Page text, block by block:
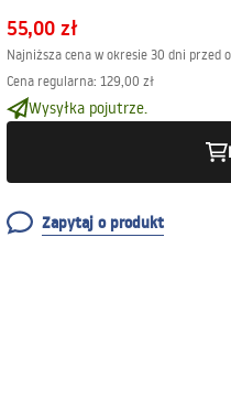
55,00 zł
Najniższa cena w okresie 30 dni przed
Cena regularna: 129,00 zł
Wysyłka pojutrze.
Zapytaj o produkt